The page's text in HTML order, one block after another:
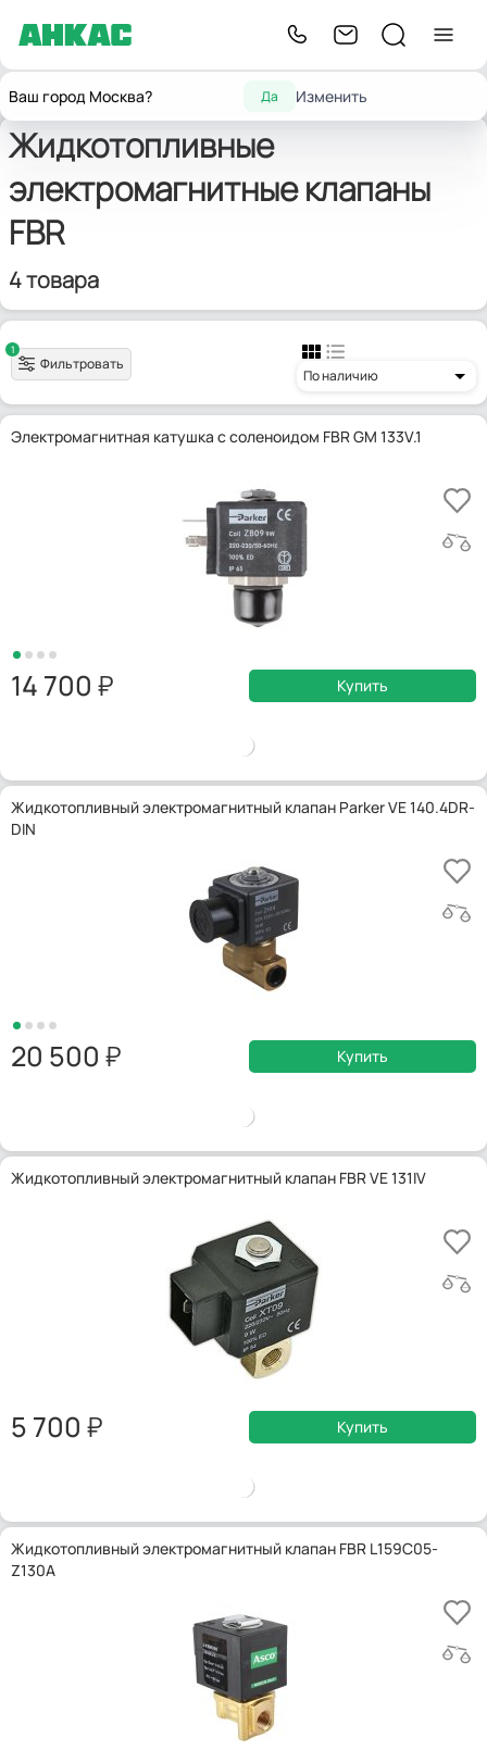
Ваш город Москва? Да Изменить
ГлавнаяЗапчасти для горелок Жидкотопливные э/м клапаны
Жидкотопливные
электромагнитные клапаны
FBR
4 товара
1
Фильтровать
По наличию
Электромагнитная катушка с соленоидом FBR GM 133V.1
14 700 Купить
Жидкотопливный электромагнитный клапан Parker VE 140.4DR-
DIN
20 500 Купить
Жидкотопливный электромагнитный клапан FBR VE 131IV
5 700 Купить
Жидкотопливный электромагнитный клапан FBR L159C05-
Z130A